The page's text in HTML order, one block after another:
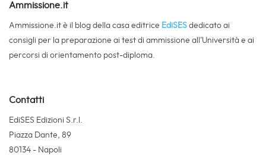
Ammissione.it
Ammissione.it è il blog della casa editrice EdiSES dedicato ai
consigli per la preparazione ai test di ammissione all’Università e ai
percorsi di orientamento post-diploma.
Contatti
EdiSES Edizioni S.r.l.
Piazza Dante, 89
80134 - Napoli